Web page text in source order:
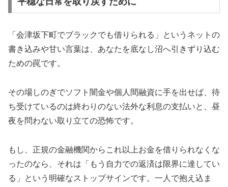
「会津坂下町でブラックでも借りられる」というネットの
書き込みや甘い言葉は、あなたを底なし沼へ引きずり込む
ための罠です。
その場しのぎでソフト闇金や個人間融資に手を出せば、待
ち受けているのは終わりのない法外な利息の支払いと、昼
夜を問わない取り立ての恐怖です。
もし、正規の金融機関からこれ以上お金を借りられなくな
ったのなら、それは「もう自力での返済は限界に達してい
る」という明確なストップサインです。一人で抱え込ま